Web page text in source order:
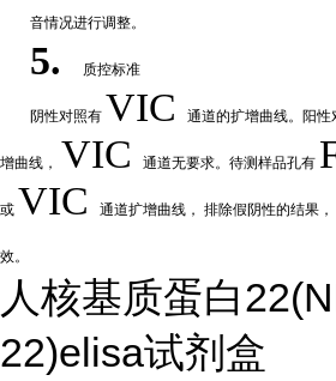
音情况进行调整。
5. 质控标准
阴性对照有 VIC通道的扩增曲线。阳性
增曲线， VIC通道无要求。待测样品孔有
或 VIC 通道扩增曲线， 排除假阴性的结果，
效。
人核基质蛋白
22)elisa试剂盒